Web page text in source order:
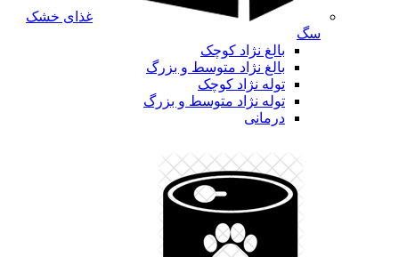
غذای خشک
سگ
بالغ نژاد کوچک
بالغ نژاد متوسط و بزرگ
توله نژاد کوچک
توله نژاد متوسط و بزرگ
درمانی